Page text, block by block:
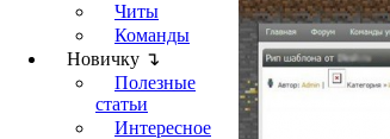
Читы
Команды
Новичку ↴
Полезные
статьи
Интересное